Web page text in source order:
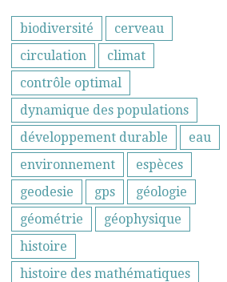
biodiversité
cerveau
circulation
climat
contrôle optimal
dynamique des populations
développement durable
eau
environnement
espèces
geodesie
gps
géologie
géométrie
géophysique
histoire
histoire des mathématiques